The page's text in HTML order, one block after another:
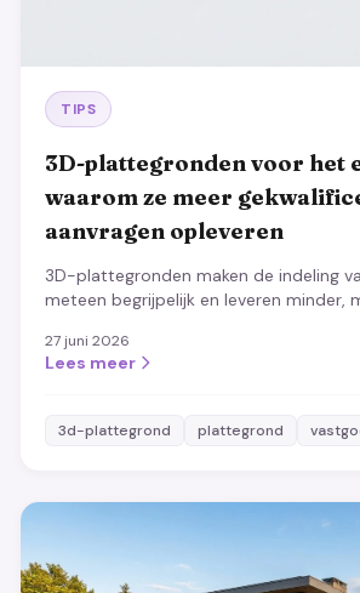
TIPS
3D-plattegronden voor het
waarom ze meer
aanvragen opleveren
3D-plattegronden maken de indeling
meteen begrijpelijk en leveren minder,
effect.
27 juni 2026
Lees meer
3d-plattegrond plattegrond